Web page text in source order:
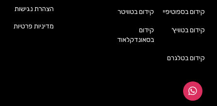
קידום בספוטיפיי קידום בטוויטר
קידום בטוויץ׳
קידום
בסאונדקלאוד
קידום בטלגרם
הצהרת נגישות
מדיניות פרטיות